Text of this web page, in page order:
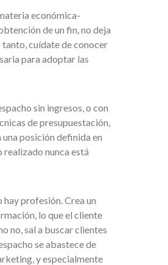
económica-
de un fin, no deja
tanto, cuídate de conocer
para adoptar las
sin ingresos, o con
de presupuestación,
posición definida en
realizado nunca está
hay profesión. Crea un
lo que el cliente
no, sal a buscar clientes
se abastece de
y especialmente